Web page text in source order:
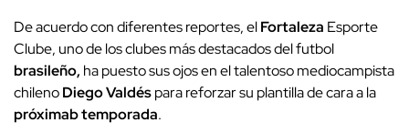
De acuerdo con diferentes reportes, elFortaleza Esporte
Clube, uno de los clubes más destacados del futbol
brasileño, ha puesto sus ojos en el talentoso mediocampista
chilenoDiegoValdéspara reforzar su plantilla de cara a la
próximabtemporada.